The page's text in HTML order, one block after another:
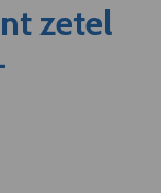
zetel